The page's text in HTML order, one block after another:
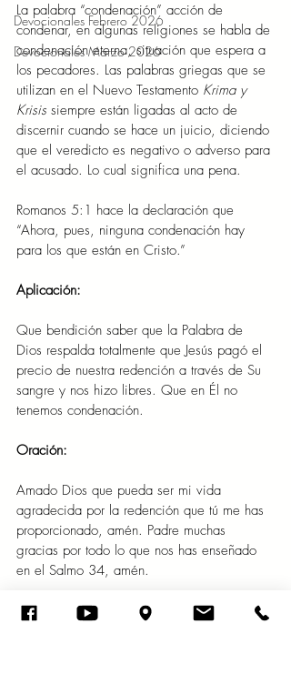
Devocionales Febrero 2026
Devocionales Marzo 2026
La palabra “condenación” acción de
condenar, en algunas religiones se habla de
condenación eterna, situación que espera a
los pecadores. Las palabras griegas que se
utilizan en el Nuevo Testamento Krima y
Krisis siempre están ligadas al acto de
discernir cuando se hace un juicio, diciendo
que el veredicto es negativo o adverso para
el acusado. Lo cual significa una pena.
Romanos 5:1 hace la declaración que
“Ahora, pues, ninguna condenación hay
para los que están en Cristo.”
Aplicación:
Que bendición saber que la Palabra de
Dios respalda totalmente que Jesús pagó el
precio de nuestra redención a través de Su
sangre y nos hizo libres. Que en Él no
tenemos condenación.
Oración:
Amado Dios que pueda ser mi vida
agradecida por la redención que tú me has
proporcionado, amén. Padre muchas
gracias por todo lo que nos has enseñado
en el Salmo 34, amén.